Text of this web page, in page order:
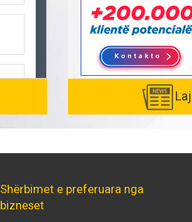
Shërbimet e preferuara nga
bizneset